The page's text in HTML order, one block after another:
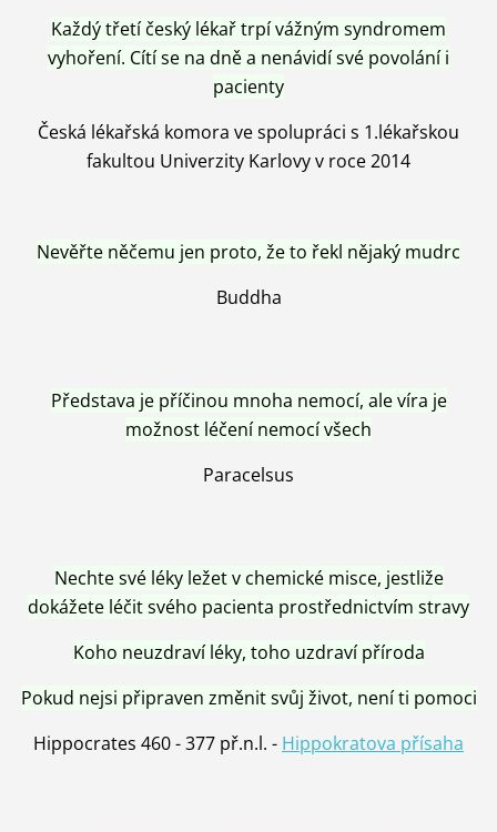
Každý třetí český lékař trpí vážným syndromem
vyhoření. Cítí se na dně a nenávidí své povolání i
pacienty
Česká lékařská komora ve spolupráci s 1.lékařskou
fakultou Univerzity Karlovy v roce 2014
Nevěřte něčemu jen proto, že to řekl nějaký mudrc
Buddha
Představa je příčinou mnoha nemocí, ale víra je
možnost léčení nemocí všech
Paracelsus
Nechte své léky ležet v chemické misce, jestliže
dokážete léčit svého pacienta prostřednictvím stravy
Koho neuzdraví léky, toho uzdraví příroda
Pokud nejsi připraven změnit svůj život, není ti pomoci
Hippocrates 460 - 377 př.n.l. - Hippokratova přísaha